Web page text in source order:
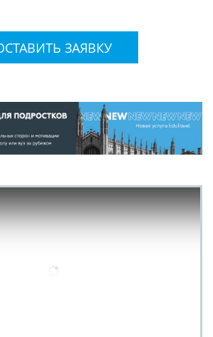
ЗАЯВКУ